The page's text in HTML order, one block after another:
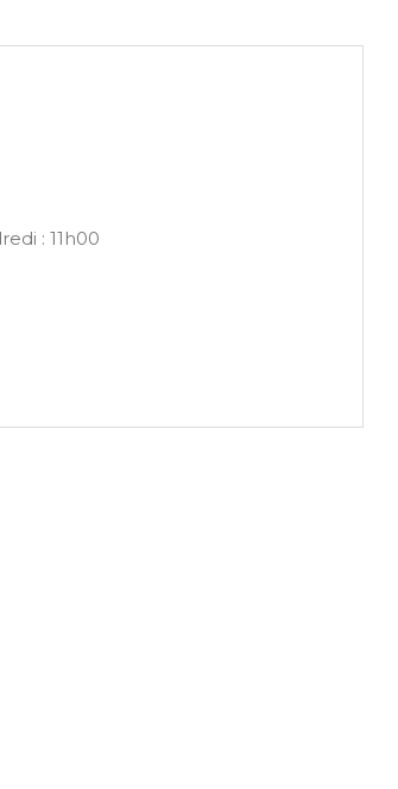
: 11h00